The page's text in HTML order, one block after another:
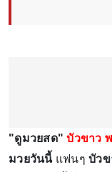
"ดูมวยสด" บัวขาว
มวยวันนี้แฟนๆ บัว